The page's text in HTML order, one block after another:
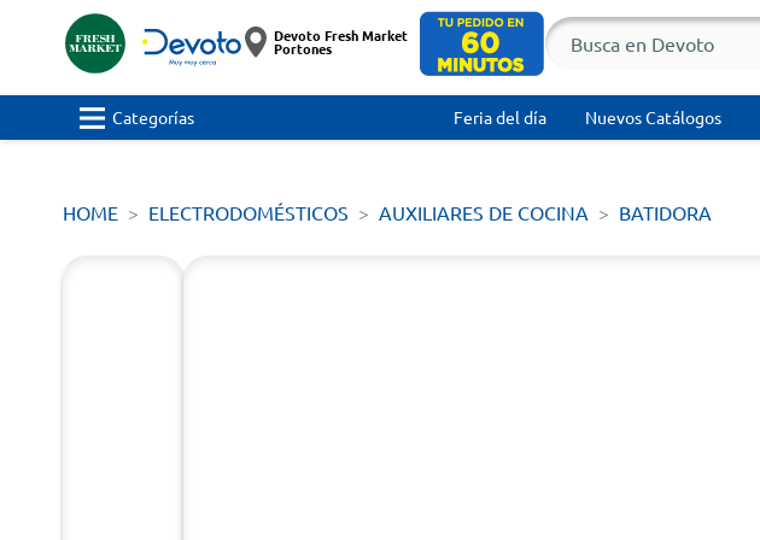
Devoto Fresh Market
Portones
Categorías Feria del día Nuevos Catálogos
HOME ELECTRODOMÉSTICOS AUXILIARES DE COCINA BATIDORA